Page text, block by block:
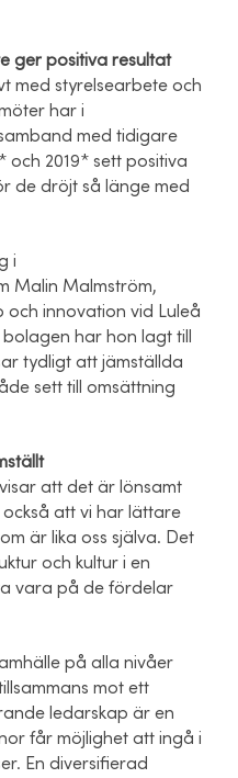
ger positiva resultat
med styrelsearbete och
har i
med tidigare
och 2019* sett positiva
de dröjt så länge med
i
Malin Malmström,
innovation vid Luleå
har hon lagt till
tydligt att jämställda
sett till omsättning
att det är lönsamt
att vi har lättare
är lika oss själva. Det
och kultur i en
vara på de fördelar
på alla nivåer
mot ett
ledarskap är en
får möjlighet att ingå i
En diversifierad